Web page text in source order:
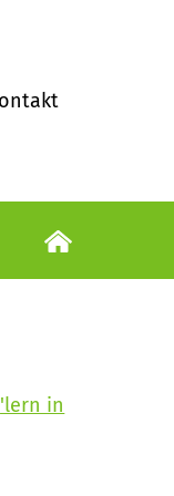
starten
in